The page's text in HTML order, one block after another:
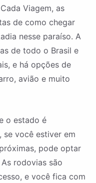
Viagem, as
de como chegar
nesse paraíso. A
de todo o Brasil e
e há opções de
avião e muito
o estado é
se você estiver em
pode optar
rodovias são
e você fica com